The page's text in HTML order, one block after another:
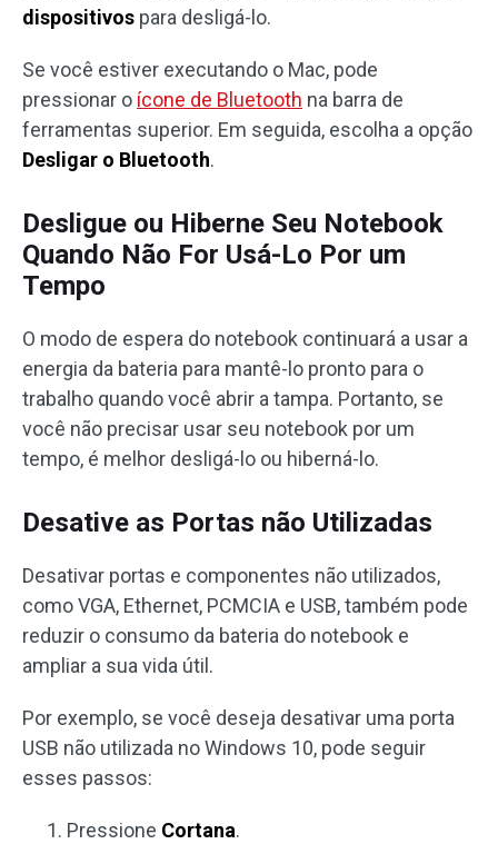
dispositivos para desligá-lo.
Se você estiver executando o Mac, pode
pressionar o ícone de Bluetooth na barra de
ferramentas superior. Em seguida, escolha a opção
Desligar o Bluetooth.
Desligue ou Hiberne Seu Notebook
Quando Não For Usá-Lo Por um
Tempo
O modo de espera do notebook continuará a usar a
energia da bateria para mantê-lo pronto para o
trabalho quando você abrir a tampa. Portanto, se
você não precisar usar seu notebook por um
tempo, é melhor desligá-lo ou hiberná-lo.
Desative as Portas não Utilizadas
Desativar portas e componentes não utilizados,
como VGA, Ethernet, PCMCIA e USB, também pode
reduzir o consumo da bateria do notebook e
ampliar a sua vida útil.
Por exemplo, se você deseja desativar uma porta
USB não utilizada no Windows 10, pode seguir
esses passos:
Pressione Cortana.